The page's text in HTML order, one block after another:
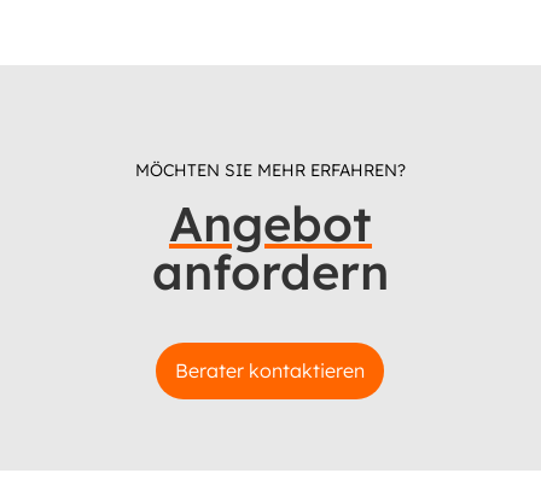
MÖCHTEN SIE MEHR ERFAHREN?
Angebot
anfordern
Berater kontaktieren